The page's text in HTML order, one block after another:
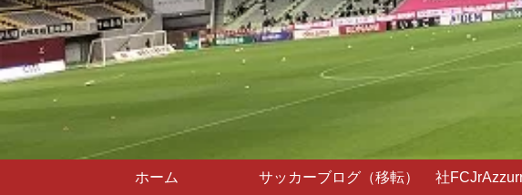
ホーム サッカーブログ（移転） 社